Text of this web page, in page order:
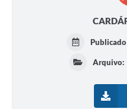
Publicado
Arquivo: